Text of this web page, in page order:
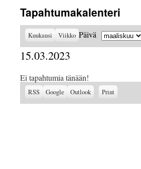
Tapahtumakalenteri
Kuukausi Viikko Päivä Kuukausi
15.03.2023
Ei tapahtumia tänään!
RSS
Subscribe
Google
Subscribe
Outlook Print